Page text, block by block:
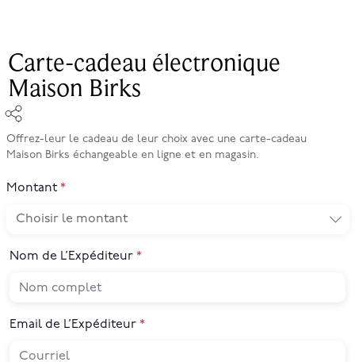
Carte-cadeau électronique
Maison Birks
Offrez-leur le cadeau de leur choix avec une carte-cadeau
Maison Birks échangeable en ligne et en magasin.
Montant
Nom de L’Expéditeur
Email de L’Expéditeur